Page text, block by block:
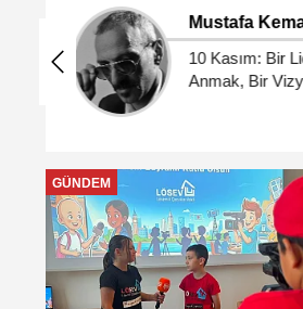
Can BAYRAV
Mudanya
Bakü'den
GÜNDEM